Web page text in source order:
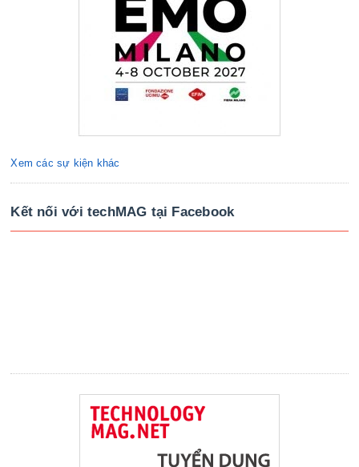
Xem các sự kiện khác
Kết nối với techMAG tại Facebook